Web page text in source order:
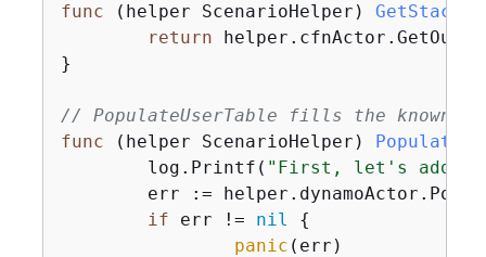
func
(helper ScenarioHelper)
return
}
// PopulateUserTable fills the known
func
(helper ScenarioHelper)
	log.Printf(
"First, let's add
if err != nil
{
panic (err)